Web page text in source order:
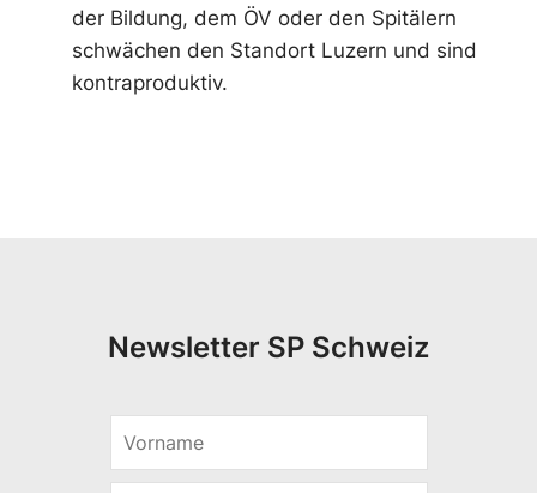
der Bildung, dem ÖV oder den Spitälern
schwächen den Standort Luzern und sind
kontraproduktiv.
Newsletter SP Schweiz
r
M